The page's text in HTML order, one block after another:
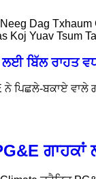
Dag Txhaum
Koj Yuav Tsum
ਬਿੱਲ ਰਾਹਤ
ਨੇ ਪਿਛਲੇ-ਬਕਾਏ ਵਾਲੇ